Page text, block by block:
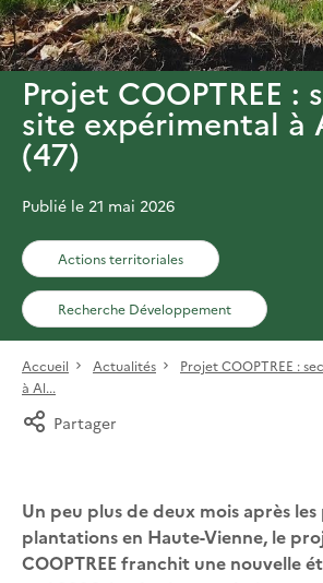
Projet COOPTREE :
site expérimental à
(47)
Publié le 21 mai 2026
Actions territoriales
Recherche Développement
Accueil Actualités
Projet COOPTREE :
à Al...
Partager
Un peu plus de deux mois après
plantations en Haute-Vienne, le
COOPTREE franchit une nouvelle